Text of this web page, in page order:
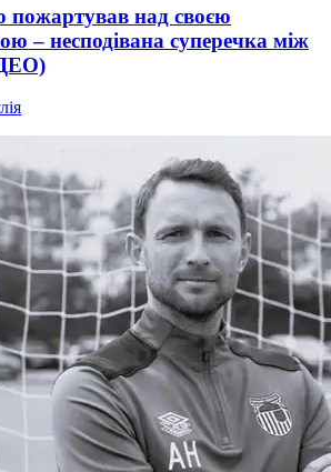
над своєю
– несподівана суперечка між